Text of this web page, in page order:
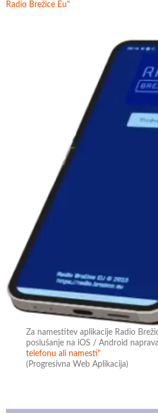
Radio Brežice Eu"
Za namestitev aplikacije Radio
poslušanje na iOS / Android
telefonu ali namesti"
(Progresivna Web Aplikacija)